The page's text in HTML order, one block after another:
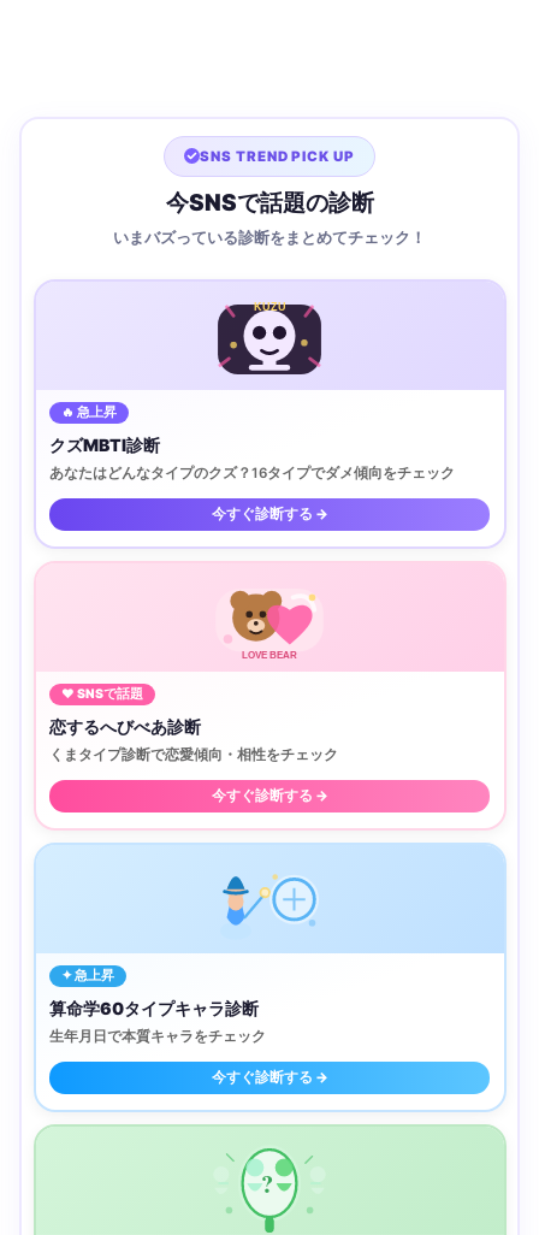
SNS TREND PICK UP
今SNSで話題の診断
いまバズっている診断をまとめてチェック！
KUZU
🔥 急上昇
クズMBTI診断
あなたはどんなタイプのクズ？16タイプでダメ傾向をチェック
今すぐ診断する →
LOVE BEAR
♥ SNSで話題
恋するへびべあ診断
くまタイプ診断で恋愛傾向・相性をチェック
今すぐ診断する →
✦ 急上昇
算命学60タイプキャラ診断
生年月日で本質キャラをチェック
今すぐ診断する →
?